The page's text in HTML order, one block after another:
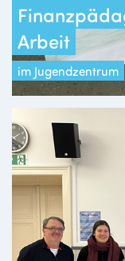
Arbeit
im Jugendzentrum